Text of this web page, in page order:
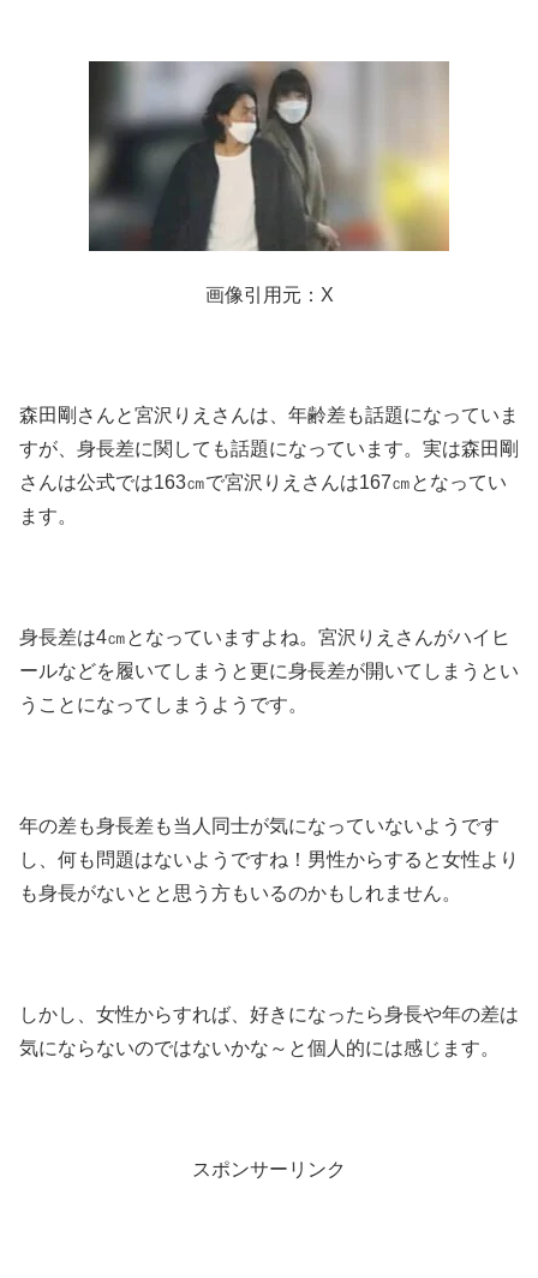
画像引用元：X
森田剛さんと宮沢りえさんは、年齢差も話題になっていま
すが、身長差に関しても話題になっています。実は森田剛
さんは公式では163㎝で宮沢りえさんは167㎝となってい
ます。
身長差は4㎝となっていますよね。宮沢りえさんがハイヒ
ールなどを履いてしまうと更に身長差が開いてしまうとい
うことになってしまうようです。
年の差も身長差も当人同士が気になっていないようです
し、何も問題はないようですね！男性からすると女性より
も身長がないとと思う方もいるのかもしれません。
しかし、女性からすれば、好きになったら身長や年の差は
気にならないのではないかな～と個人的には感じます。
スポンサーリンク